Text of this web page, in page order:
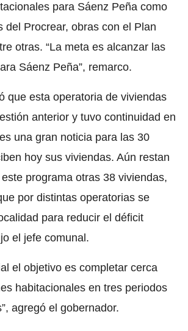
para Sáenz Peña como
del Procrear, obras con el Plan
otras. “La meta es alcanzar las
Sáenz Peña”, remarco.
que esta operatoria de viviendas
anterior y tuvo continuidad en
una gran noticia para las 30
hoy sus viviendas. Aún restan
programa otras 38 viviendas,
por distintas operatorias se
para reducir el déficit
el jefe comunal.
el objetivo es completar cerca
habitacionales en tres periodos
agregó el gobernador.